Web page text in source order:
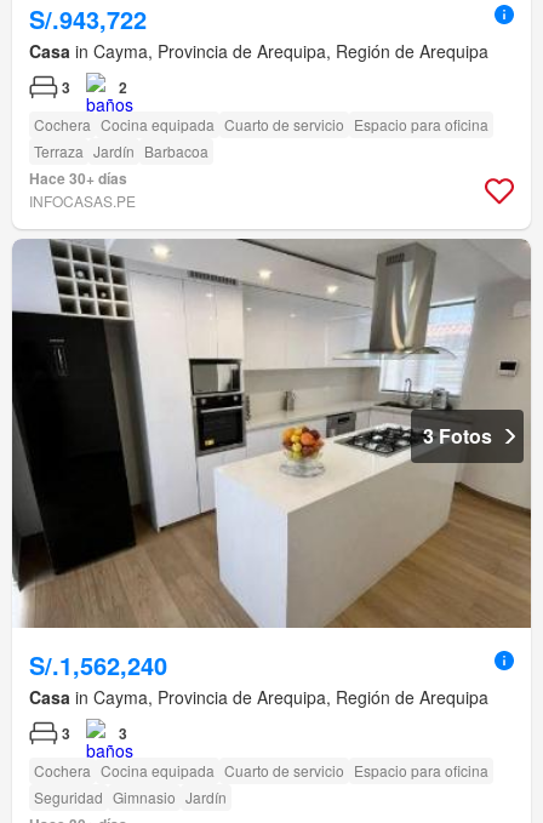
S/.943,722
Casa in Cayma, Provincia de Arequipa, Región de Arequipa
3 2
Cochera Cocina equipada Cuarto de servicio Espacio para oficina
Terraza Jardín Barbacoa
Hace 30+ días
INFOCASAS.PE
3 Fotos
S/.1,562,240
Casa in Cayma, Provincia de Arequipa, Región de Arequipa
3 3
Cochera Cocina equipada Cuarto de servicio Espacio para oficina
Seguridad Gimnasio Jardín